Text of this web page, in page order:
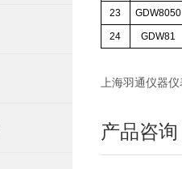
23 GDW8050
24 GDW81
上海羽通仪器
产品咨询